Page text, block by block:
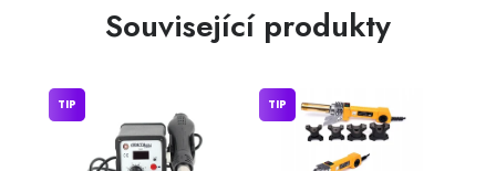
Související produkty
TIP TIP